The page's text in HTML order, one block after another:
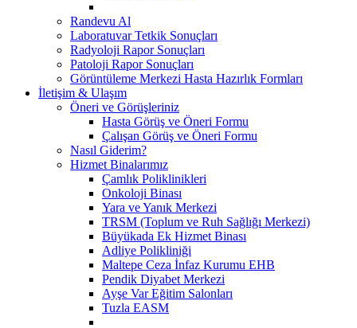
Randevu Al
Laboratuvar Tetkik Sonuçları
Radyoloji Rapor Sonuçları
Patoloji Rapor Sonuçları
Görüntüleme Merkezi Hasta Hazırlık Formları
İletişim & Ulaşım
Öneri ve Görüşleriniz
Hasta Görüş ve Öneri Formu
Çalışan Görüş ve Öneri Formu
Nasıl Giderim?
Hizmet Binalarımız
Çamlık Poliklinikleri
Onkoloji Binası
Yara ve Yanık Merkezi
TRSM (Toplum ve Ruh Sağlığı Merkezi)
Büyükada Ek Hizmet Binası
Adliye Polikliniği
Maltepe Ceza İnfaz Kurumu EHB
Pendik Diyabet Merkezi
Ayşe Var Eğitim Salonları
Tuzla EASM